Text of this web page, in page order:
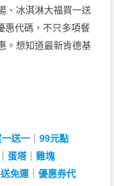
、冰淇淋大福買一送
惠代碼，不只多項餐
。想知道最新肯德基
送一 ｜99元點
蛋塔 ｜雞塊
免運 ｜優惠券代